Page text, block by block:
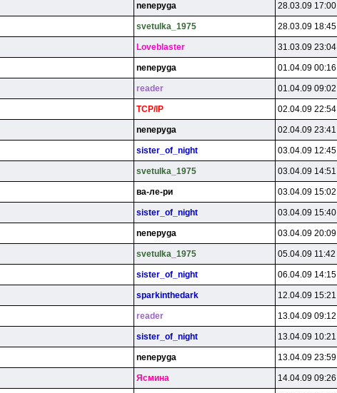
nenepyga 28.03.09 17:00
svetulka_1975 28.03.09 18:45
Loveblaster 31.03.09 23:04
nenepyga 01.04.09 00:16
reader 01.04.09 09:02
TCP/lP 02.04.09 22:54
nenepyga 02.04.09 23:41
sister_of_night 03.04.09 12:45
svetulka_1975 03.04.09 14:51
вa-лe-pи 03.04.09 15:02
sister_of_night 03.04.09 15:40
nenepyga 03.04.09 20:09
svetulka_1975 05.04.09 11:42
sister_of_night 06.04.09 14:15
sparkinthedark 12.04.09 15:21
reader 13.04.09 09:12
sister_of_night 13.04.09 10:21
nenepyga 13.04.09 23:59
Яcминa 14.04.09 09:26